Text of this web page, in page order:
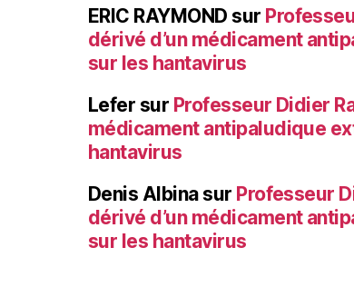
ERIC RAYMOND sur
dérivé d’un médicament
sur les hantavirus
Lefer sur Professeur Didier
médicament antipaludique
hantavirus
Denis Albinasur Professeur
dérivé d’un médicament
sur les hantavirus